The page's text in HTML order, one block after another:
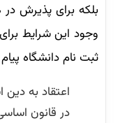
بلکه برای پذیرش
وجود این شرایط
ثبت نام دانشگاه
اعتقاد به
در قانون